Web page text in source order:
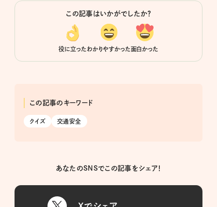
この記事はいかがでしたか？
役に立ったわかりやすかった面白かった
この記事のキーワード
クイズ 交通安全
あなたのSNSでこの記事をシェア！